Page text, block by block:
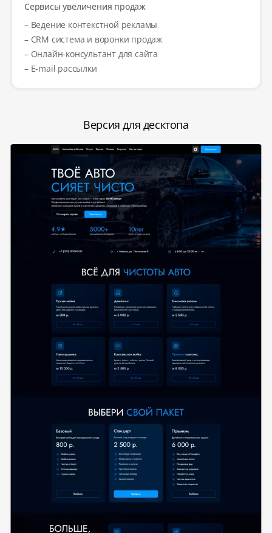
Сервисы увеличения продаж
– Ведение контекстной рекламы
– CRM система и воронки продаж
– Онлайн-консультант для сайта
– E-mail рассылки
Версия для десктопа